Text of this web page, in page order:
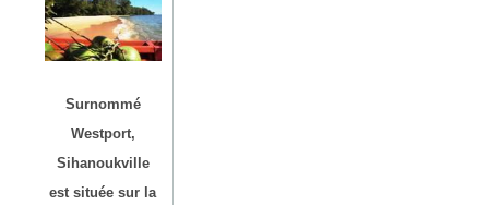
Surnommé
Westport,
Sihanoukville
est située sur la